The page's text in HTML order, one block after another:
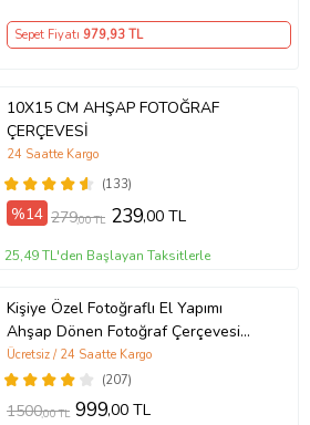
Sepet Fiyatı 979,93 TL
10X15 CM AHŞAP FOTOĞRAF
ÇERÇEVESİ
(133)
24 Saatte Kargo
%14 279,00 TL 239,00 TL
25,49 TL'den Başlayan Taksitlerle
Kişiye Özel Fotoğraflı El Yapımı
Ahşap Dönen Fotoğraf Çerçevesi
Sokak Lambalı Doğum Günü
Hediyesi (Kahverengi)
(207)
Ücretsiz / 24 Saatte Kargo
1500,00 TL 999,00 TL